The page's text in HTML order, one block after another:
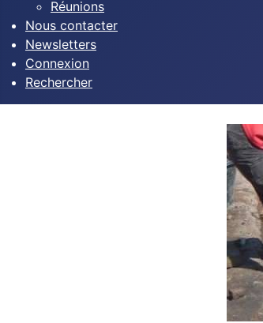
Réunions
Nous contacter
Newsletters
Connexion
Rechercher